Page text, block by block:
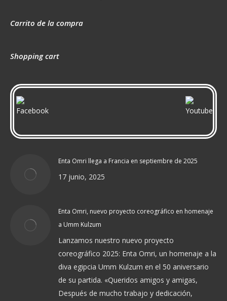
Carrito de la compra
Shopping cart
Enta Omri llega a Francia en septiembre de 2025
17 junio, 2025
Enta Omri, nuevo proyecto coreográfico en homenaje
a Umm Kulzum
Lanzamos nuestro nuevo proyecto
coreográfico 2025: Enta Omri, un homenaje a la
diva egipcia Umm Kulzum en el 50 aniversario
de su partida. «Queridos amigos y amigas,
Después de mucho trabajo y dedicación,